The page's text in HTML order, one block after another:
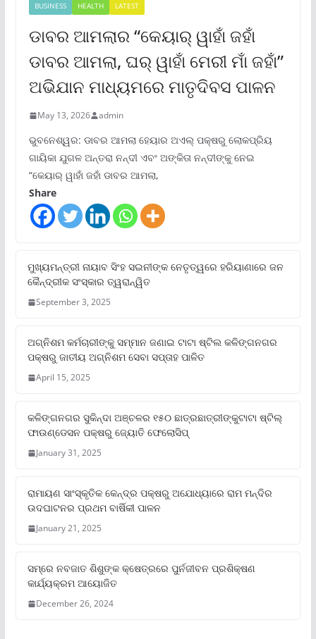
BUSINESS HEALTH LATEST
ଡାବର ଆମଲାର “କେୟାର୍ ୱାହାଁ ଜହାଁ
ଡାବର ଆମଲା, ଘର୍ ୱାହାଁ ମେରୀ ମାଁ ଜହାଁ”
ଅଭିଯାନ ମାଧ୍ୟମରେ ମାତୃଦିବସ ପାଳନ
May 13, 2026 admin
ଭୁବନେଶ୍ୱର: ଡାବର ଆମଲା ହେୟାର ଅଏଲ୍ ପକ୍ଷରୁ ଲୋକପ୍ରିୟ
ଗାୟିକା ଯୁଗଳ ଅନ୍ତରା ନନ୍ଦୀ ଏବଂ ଅଙ୍କିତା ନନ୍ଦୀଙ୍କୁ ନେଇ
“କେୟାର୍ ୱାହାଁ ଜହାଁ ଡାବର ଆମଲା,
Share
ମୁଖ୍ୟମନ୍ତ୍ରୀ ନାୟାବ ସିଂହ ସଇନୀଙ୍କ ନେତୃତ୍ୱରେ ହରିୟାଣାରେ ଜନ
କୈନ୍ଦ୍ରୀକ ସଂସ୍କାର ତ୍ୱରାନ୍ୱିତ
September 3, 2025
ଅଗ୍ନିଶମ କର୍ମଚାରୀଙ୍କୁ ସମ୍ମାନ ଜଣାଇ ଟାଟା ଷ୍ଟିଲ କଳିଙ୍ଗନଗର
ପକ୍ଷରୁ ଜାତୀୟ ଅଗ୍ନିଶମ ସେବା ସପ୍ତାହ ପାଳିତ
April 15, 2025
କଳିଙ୍ଗନଗର ସୁକିନ୍ଦା ଅଞ୍ଚଳର ୧୫୦ ଛାତ୍ରଛାତ୍ରୀଙ୍କୁଟାଟା ଷ୍ଟିଲ୍
ଫାଉଣ୍ଡେସନ ପକ୍ଷରୁ ଜ୍ୟୋତି ଫେଲୋସିପ୍‌
January 31, 2025
ରାମାୟଣ ସାଂସ୍କୃତିକ କେନ୍ଦ୍ର ପକ୍ଷରୁ ଅଯୋଧ୍ୟାରେ ରାମ ମନ୍ଦିର
ଉଦଘାଟନର ପ୍ରଥମ ବାର୍ଷିକୀ ପାଳନ
January 21, 2025
ସମ୍‌ରେ ନବଜାତ ଶିଶୁଙ୍କ କ୍ଷେତ୍ରରେ ପୁର୍ନଜୀବନ ପ୍ରଶିକ୍ଷଣ
କାର୍ଯ୍ୟକ୍ରମ ଆୟୋଜିତ
December 26, 2024